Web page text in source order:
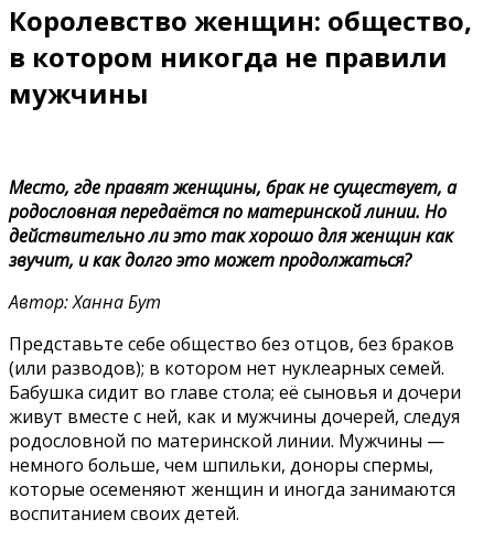
Королевство женщин: общество,
в котором никогда не правили
мужчины
Место, где правят женщины, брак не существует, а
родословная передаётся по материнской линии. Но
действительно ли это так хорошо для женщин как
звучит, и как долго это может продолжаться?
Автор: Ханна Бут
Представьте себе общество без отцов, без браков
(или разводов); в котором нет нуклеарных семей.
Бабушка сидит во главе стола; её сыновья и дочери
живут вместе с ней, как и мужчины дочерей, следуя
родословной по материнской линии. Мужчины —
немного больше, чем шпильки, доноры спермы,
которые осеменяют женщин и иногда занимаются
воспитанием своих детей.